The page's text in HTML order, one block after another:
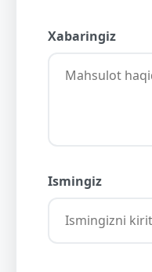
Xabaringiz
Ismingiz